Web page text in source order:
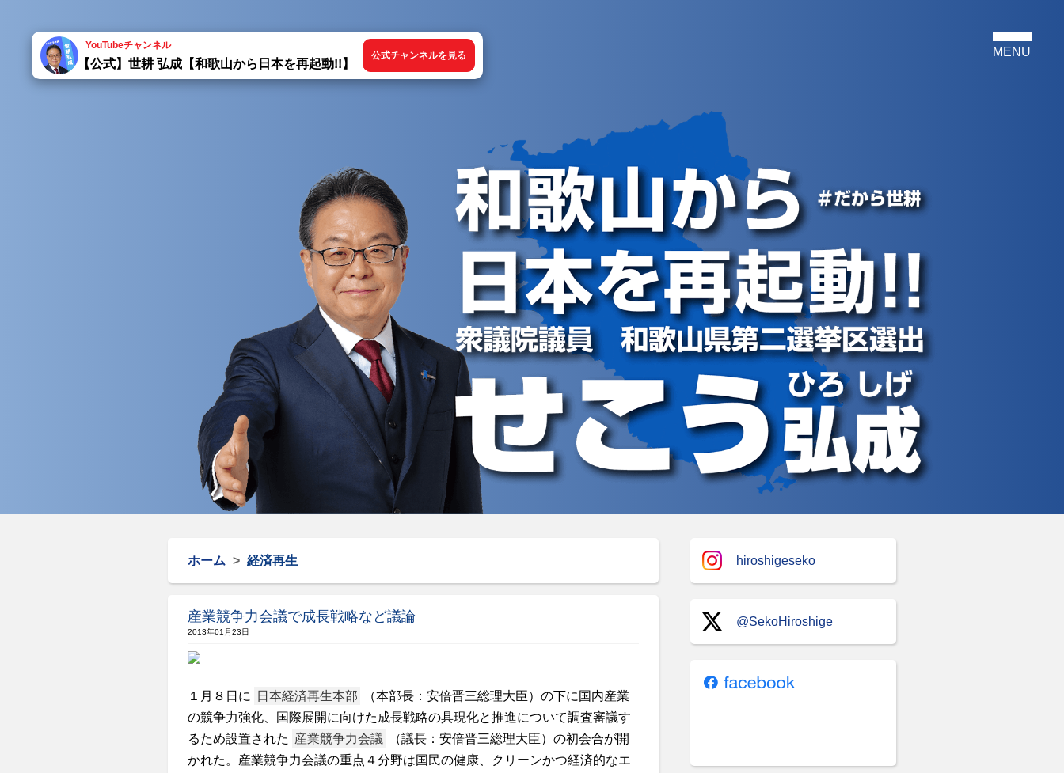
YouTubeチャンネル
【公式】世耕 弘成【和歌山から日本を再起動!!】
公式チャンネルを見る
ホーム > 経済再生
産業競争力会議で成長戦略など議論
2013年01月23日
１月８日に 日本経済再生本部
（本部長：安倍晋三総理大臣）の下に国内産業
の競争力強化、国際展開に向けた成長戦略の具現化と推進について調査審議す
るため設置された 産業競争力会議
（議長：安倍晋三総理大臣）の初会合が開
かれた。産業競争力会議の重点４分野は国民の健康、クリーンかつ経済的なエ
hiroshigeseko
@SekoHiroshige